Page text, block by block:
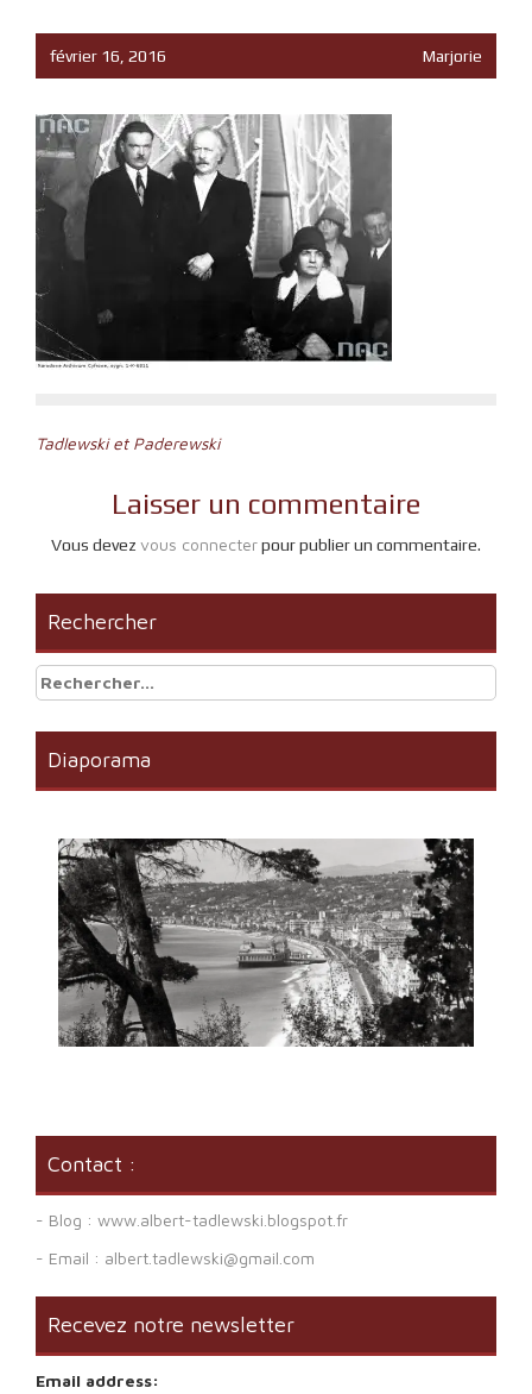
février 16, 2016 Marjorie
Navigation
l’article
Tadlewski et Paderewski
Laisser un commentaire
Vous devez vous connecterpour publier un commentaire.
Rechercher
Rechercher :
Diaporama
Contact :
- Blog : www.albert-tadlewski.blogspot.fr
- Email : albert.tadlewski@gmail.com
Recevez notre newsletter
Email address: